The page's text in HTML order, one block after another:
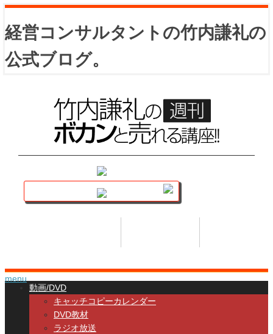
経営コンサルタントの竹内謙礼の
公式ブログ。
menu
動画/DVD
キャッチコピーカレンダー
DVD教材
ラジオ放送